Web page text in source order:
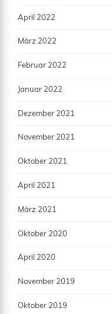
April 2022
März 2022
Februar 2022
Januar 2022
Dezember 2021
November 2021
Oktober 2021
April 2021
März 2021
Oktober 2020
April 2020
November 2019
Oktober 2019